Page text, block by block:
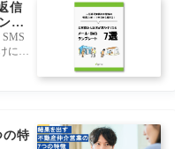
信
プ
に、
の特